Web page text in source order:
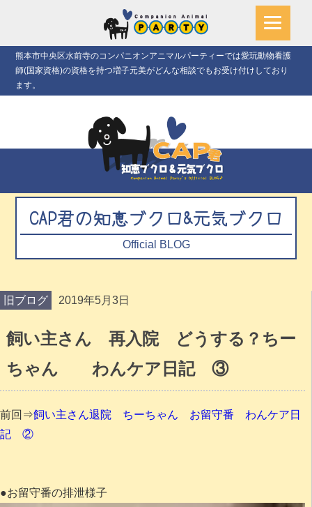
熊本市中央区水前寺のコンパニオンアニマルパーティーでは愛玩動物看護
師(国家資格)の資格を持つ増子元美がどんな相談でもお受け付けしており
ます。
CAP君の知恵ブクロ&元気ブクロ
Official BLOG
旧ブログ 2019年5月3日
飼い主さん 再入院 どうする？ちー
ちゃん わんケア日記 ③
前回⇒飼い主さん退院 ちーちゃん お留守番 わんケア日
記 ②
●お留守番の排泄様子